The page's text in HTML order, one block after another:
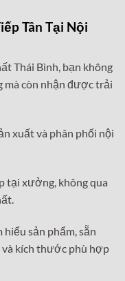
Tân Tại Nội
Thái Bình, bạn không
mà còn nhận được trải
xuất và phân phối nội
tại xưởng, không qua
sản phẩm, sẵn
và kích thước phù hợp